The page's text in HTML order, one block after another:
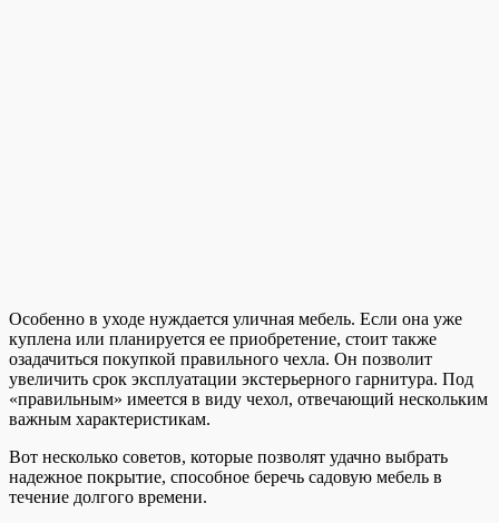
Особенно в уходе нуждается уличная мебель. Если она уже
куплена или планируется ее приобретение, стоит также
озадачиться покупкой правильного чехла. Он позволит
увеличить срок эксплуатации экстерьерного гарнитура. Под
«правильным» имеется в виду чехол, отвечающий нескольким
важным характеристикам.
Вот несколько советов, которые позволят удачно выбрать
надежное покрытие, способное беречь садовую мебель в
течение долгого времени.